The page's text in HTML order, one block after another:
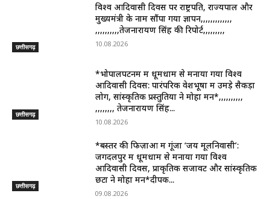
छत्तीसगढ़
विश्व आदिवासी दिवस पर राष्ट्रपति, राज्यपाल और
मुख्यमंत्री के नाम सौंपा गया ज्ञापन,,,,,,,,,,,,,
,,,,,,,,,,तेजनारायण सिंह की रिपोर्ट,,,,,,,,,
10.08.2026
छत्तीसगढ़
*भोपालपटनम में धूमधाम से मनाया गया विश्व
आदिवासी दिवस: पारंपरिक वेशभूषा में उमड़े सैकड़ों
लोग, सांस्कृतिक प्रस्तुतियों ने मोहा मन*,,,,,,,,,,
,,,,,,,, तेजनारायण सिंह...
10.08.2026
छत्तीसगढ़
*बस्तर की फिज़ाओं में गूंजा ‘जय मूलनिवासी’:
जगदलपुर में धूमधाम से मनाया गया विश्व
आदिवासी दिवस, प्राकृतिक सजावट और सांस्कृतिक
छटा ने मोहा मन*दीपक...
09.08.2026